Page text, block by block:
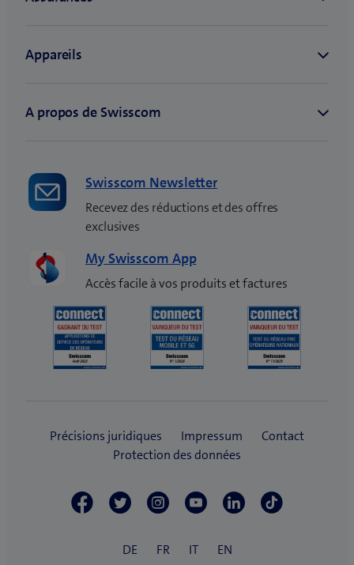
Swisscom Newsletter
Recevez des réductions et des offres
exclusives
My Swisscom App
Accès facile à vos produits et factures